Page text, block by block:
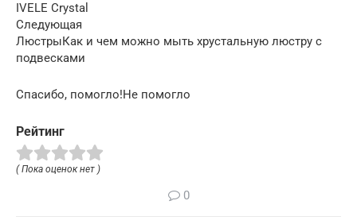
IVELE Crystal
Следующая
ЛюстрыКак и чем можно мыть хрустальную люстру с
подвесками
Спасибо, помогло!Не помогло
Рейтинг
( Пока оценок нет )
0